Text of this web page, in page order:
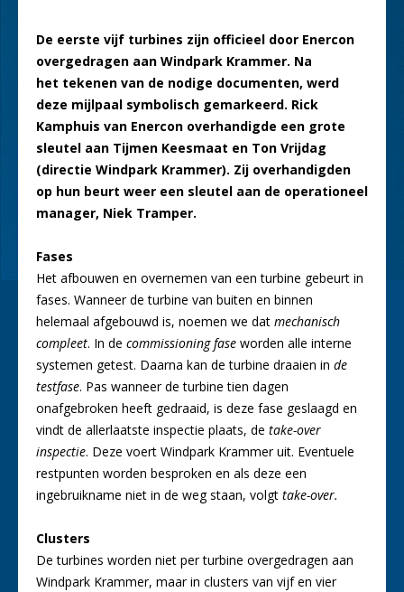
De eerste vijf turbines zijn officieel door Enercon
overgedragen aan Windpark Krammer. Na
het tekenen van de nodige documenten, werd
deze mijlpaal symbolisch gemarkeerd. Rick
Kamphuis van Enercon overhandigde een grote
sleutel aan Tijmen Keesmaat en Ton Vrijdag
(directie Windpark Krammer). Zij overhandigden
op hun beurt weer een sleutel aan de operationeel
manager, Niek Tramper.
Fases
Het afbouwen en overnemen van een turbine gebeurt in
fases. Wanneer de turbine van buiten en binnen
helemaal afgebouwd is, noemen we dat mechanisch
compleet. In de commissioning fase worden alle interne
systemen getest. Daarna kan de turbine draaien in de
testfase. Pas wanneer de turbine tien dagen
onafgebroken heeft gedraaid, is deze fase geslaagd en
vindt de allerlaatste inspectie plaats, de take-over
inspectie. Deze voert Windpark Krammer uit. Eventuele
restpunten worden besproken en als deze een
ingebruikname niet in de weg staan, volgt take-over.
Clusters
De turbines worden niet per turbine overgedragen aan
Windpark Krammer, maar in clusters van vijf en vier